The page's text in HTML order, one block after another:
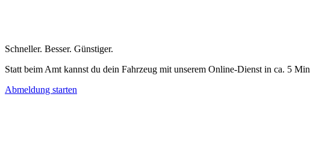
Schneller. Besser. Günstiger.
Statt beim Amt kannst du dein Fahrzeug mit unserem Online-Dienst in ca. 5
Abmeldung starten